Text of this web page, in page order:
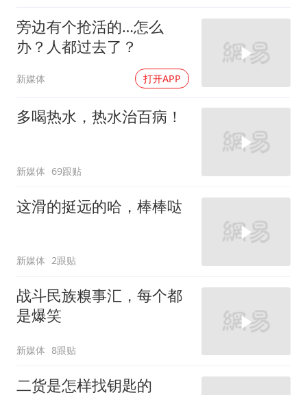
旁边有个抢活的…怎么
办？人都过去了？
新媒体 打开APP
多喝热水，热水治百病！
新媒体 69跟贴
这滑的挺远的哈，棒棒哒
新媒体 2跟贴
战斗民族糗事汇，每个都
是爆笑
新媒体 8跟贴
二货是怎样找钥匙的